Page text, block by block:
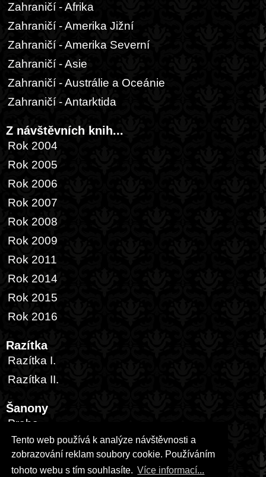
Tento web používá k analýze návštěvnosti a
zobrazování reklam soubory cookie. Používáním
tohoto webu s tím souhlasíte. Více informací...
Zahraničí - Afrika
Zahraničí - Amerika Jižní
Zahraničí - Amerika Severní
Zahraničí - Asie
Zahraničí - Austrálie a Oceánie
Zahraničí - Antarktida
Z návštěvních knih...
Rok 2004
Rok 2005
Rok 2006
Rok 2007
Rok 2008
Rok 2009
Rok 2011
Rok 2014
Rok 2015
Rok 2016
Razítka
Razítka I.
Razítka II.
Šanony
Praha
Česká republika
Zahraničí